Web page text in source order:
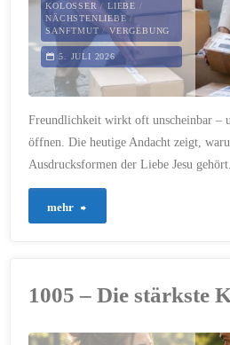
KOLOSSER / LIEBE /
NÄCHSTENLIEBE /
SANFTMUT /VERGEBUNG
5. JULI 2026
Freundlichkeit wirkt oft unscheinbar –
öffnen. Die heutige Andacht zeigt,
Ausdrucksformen der Liebe Jesu gehört.
mehr
1005 – Die stärkste